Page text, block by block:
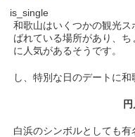
is_single
和歌山はいくつかの観光
ばれている場所があり、
に人気があるそうです。
し、特別な日のデートに
白浜のシンボルとしても